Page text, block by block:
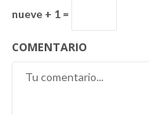
nueve + 1 =
COMENTARIO